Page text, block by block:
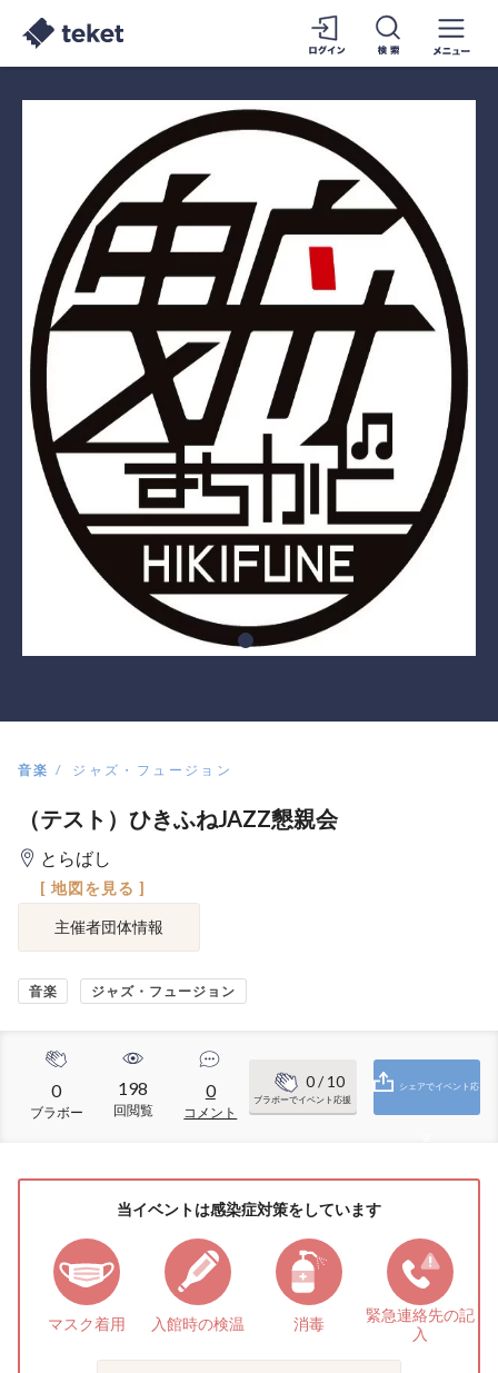
音楽 ジャズ・フュージョン
（テスト）ひきふねJAZZ懇親会
とらばし
[ 地図を見る ]
主催者団体情報
音楽 ジャズ・フュージョン
0
ブラボー
198
回閲覧
0
コメント
0/ 10
ブラボーでイベント応援
シェアでイベント応
当イベントは感染症対策をしています
マスク着用 入館時の検温 消毒 緊急連絡先の記
入